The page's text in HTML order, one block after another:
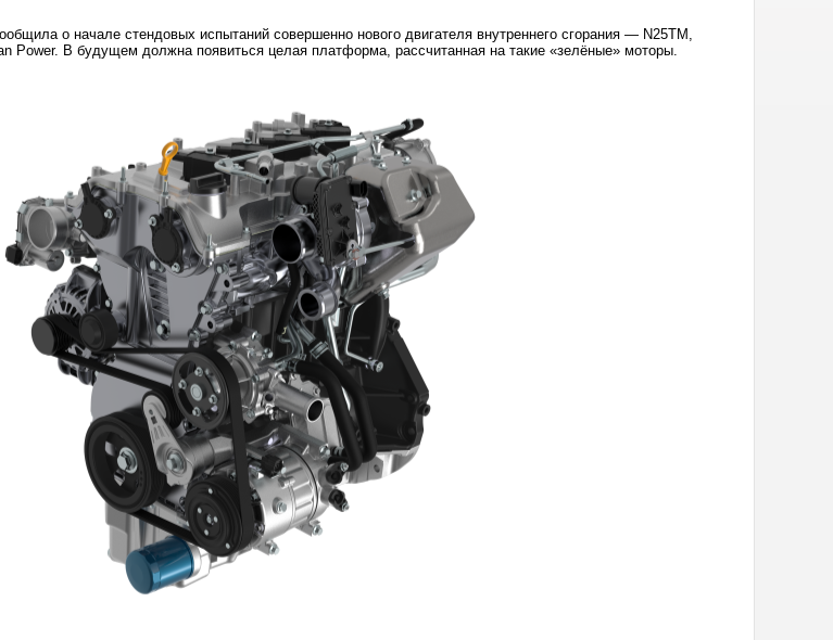
о начале стендовых испытаний совершенно нового двигателя внутреннего сгорания — N25TM,
Power. В будущем должна появиться целая платформа, рассчитанная на такие «зелёные» моторы.